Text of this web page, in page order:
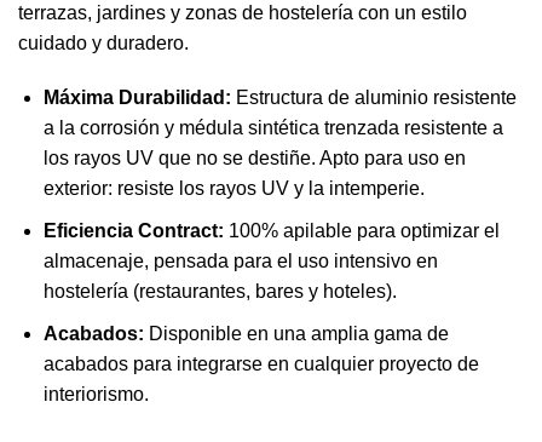
terrazas, jardines y zonas de hostelería con un estilo
cuidado y duradero.
Máxima Durabilidad: Estructura de aluminio resistente
a la corrosión y médula sintética trenzada resistente a
los rayos UV que no se destiñe. Apto para uso en
exterior: resiste los rayos UV y la intemperie.
Eficiencia Contract: 100% apilable para optimizar el
almacenaje, pensada para el uso intensivo en
hostelería (restaurantes, bares y hoteles).
Acabados: Disponible en una amplia gama de
acabados para integrarse en cualquier proyecto de
interiorismo.